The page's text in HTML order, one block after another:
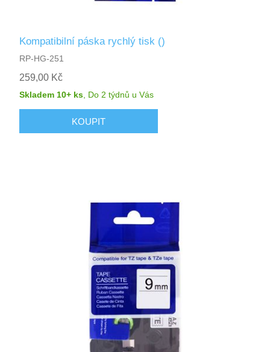
Kompatibilní páska rychlý tisk ()
RP-HG-251
259,00 Kč
Skladem 10+ ks Do 2 týdnů u Vás